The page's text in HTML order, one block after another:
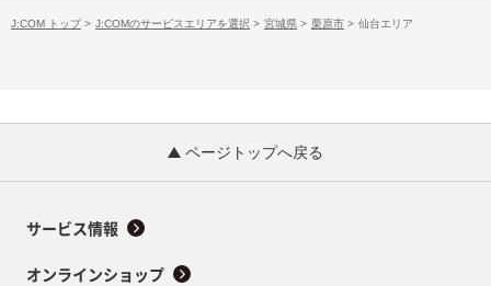
J:COM トップ > J:COMのサービスエリアを選択 > 宮城県 > 栗原市 > 仙台エリア
ページトップへ戻る
サービス情報
オンラインショップ